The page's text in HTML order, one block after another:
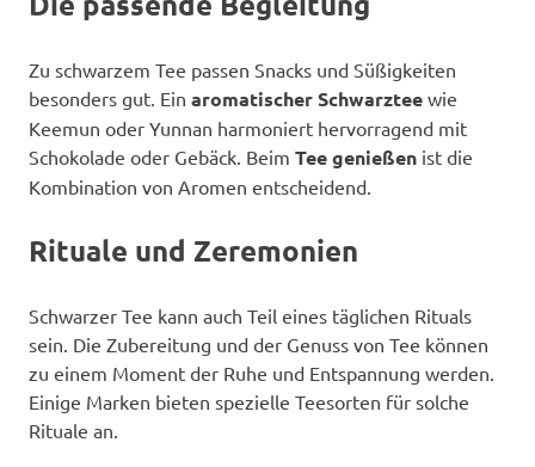
Zu schwarzem Tee passen Snacks und Süßigkeiten
besonders gut. Ein aromatischer Schwarztee wie
Keemun oder Yunnan harmoniert hervorragend mit
Schokolade oder Gebäck. Beim Tee genießen ist die
Kombination von Aromen entscheidend.
Rituale und Zeremonien
Schwarzer Tee kann auch Teil eines täglichen Rituals
sein. Die Zubereitung und der Genuss von Tee können
zu einem Moment der Ruhe und Entspannung werden.
Einige Marken bieten spezielle Teesorten für solche
Rituale an.